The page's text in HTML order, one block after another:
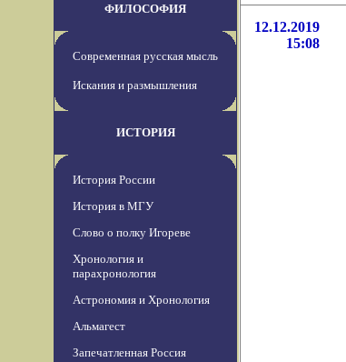
ФИЛОСОФИЯ
Современная русская мысль
Искания и размышления
ИСТОРИЯ
История России
История в МГУ
Слово о полку Игореве
Хронология и
парахронология
Астрономия и Хронология
Альмагест
Запечатленная Россия
12.12.2019
15:08